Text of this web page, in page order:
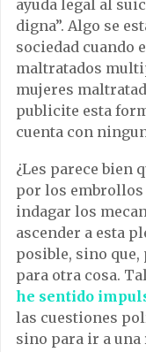
ayuda legal al
digna”. Algo se
sociedad cuando
maltratados
mujeres
publicite esta
cuenta con
¿Les parece bien
por los
indagar los
ascender a esta
posible, sino
para otra cosa.
he sentido
las cuestiones
sino para ir a una